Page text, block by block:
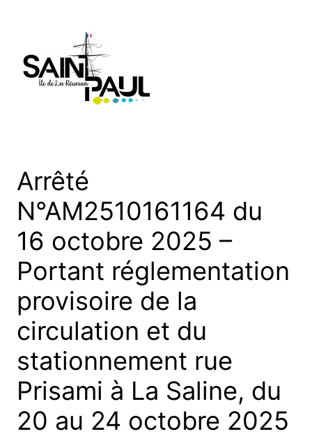
Arrêté
N°AM2510161164 du
16 octobre 2025 –
Portant réglementation
provisoire de la
circulation et du
stationnement rue
Prisami à La Saline, du
20 au 24 octobre 2025